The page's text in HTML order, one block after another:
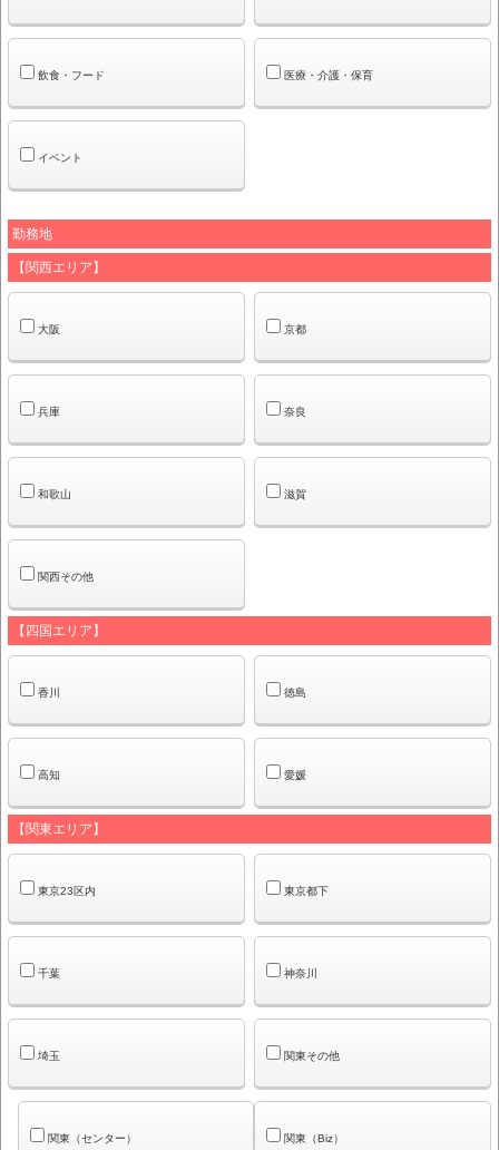
飲食・フード 医療・介護・保育
イベント
勤務地
【関西エリア】
大阪 京都
兵庫 奈良
和歌山 滋賀
関西その他
【四国エリア】
徳島
香川
愛媛
高知
【関東エリア】
東京23区内 東京都下
千葉 神奈川
埼玉 関東その他
関東（Biz）
関東（センター）